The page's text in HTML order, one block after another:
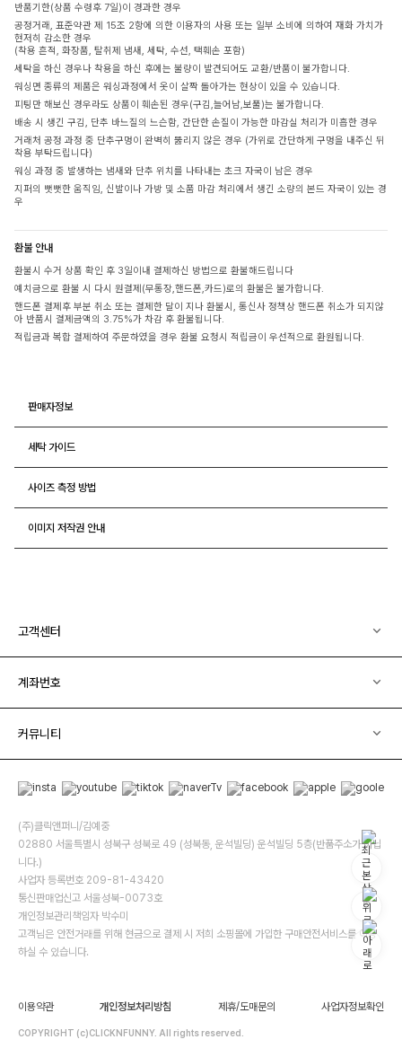
반품기한(상품 수령후 7일)이 경과한 경우
공정거래, 표준약관 제 15조 2항에 의한 이용자의 사용 또는 일부 소비에 의하여 재화 가치가
현저히 감소한 경우
(착용 흔적, 화장품, 탈취제 냄새, 세탁, 수선, 택훼손 포함)
세탁을 하신 경우나 착용을 하신 후에는 불량이 발견되어도 교환/반품이 불가합니다.
워싱면 종류의 제품은 워싱과정에서 옷이 살짝 돌아가는 현상이 있을 수 있습니다.
피팅만 해보신 경우라도 상품이 훼손된 경우(구김,늘어남,보풀)는 불가합니다.
배송 시 생긴 구김, 단추 바느질의 느슨함, 간단한 손질이 가능한 마감실 처리가 미흡한 경우
거래처 공정 과정 중 단추구멍이 완벽히 뚫리지 않은 경우 (가위로 간단하게 구멍을 내주신 뒤
착용 부탁드립니다)
워싱 과정 중 발생하는 냄새와 단추 위치를 나타내는 초크 자국이 남은 경우
지퍼의 뻣뻣한 움직임, 신발이나 가방 및 소품 마감 처리에서 생긴 소량의 본드 자국이 있는 경
우
환불 안내
환불시 수거 상품 확인 후 3일이내 결제하신 방법으로 환불해드립니다
예치금으로 환불 시 다시 원결제(무통장,핸드폰,카드)로의 환불은 불가합니다.
핸드폰 결제후 부분 취소 또는 결제한 달이 지나 환불시, 통신사 정책상 핸드폰 취소가 되지않
아 반품시 결제금액의 3.75%가 차감 후 환불됩니다.
적립금과 복합 결제하여 주문하였을 경우 환불 요청시 적립금이 우선적으로 환원됩니다.
판매자정보
세탁 가이드
사이즈 측정 방법
이미지 저작권 안내
고객센터
계좌번호
커뮤니티
(주)클릭앤퍼니/김예중
02880 서울특별시 성북구 성북로 49 (성북동, 운석빌딩) 운석빌딩 5층(반품주소가 아닙
니다.)
사업자 등록번호 209-81-43420
통신판매업신고 서울성북-0073호
개인정보관리책임자 박수미
고객님은 안전거래를 위해 현금으로 결제 시 저희 소핑몰에 가입한 구매안전서비스를 이용
하실 수 있습니다.
이용약관 개인정보처리방침 제휴/도매문의 사업자정보확인
COPYRIGHT (c)CLICKNFUNNY. All rights reserved.